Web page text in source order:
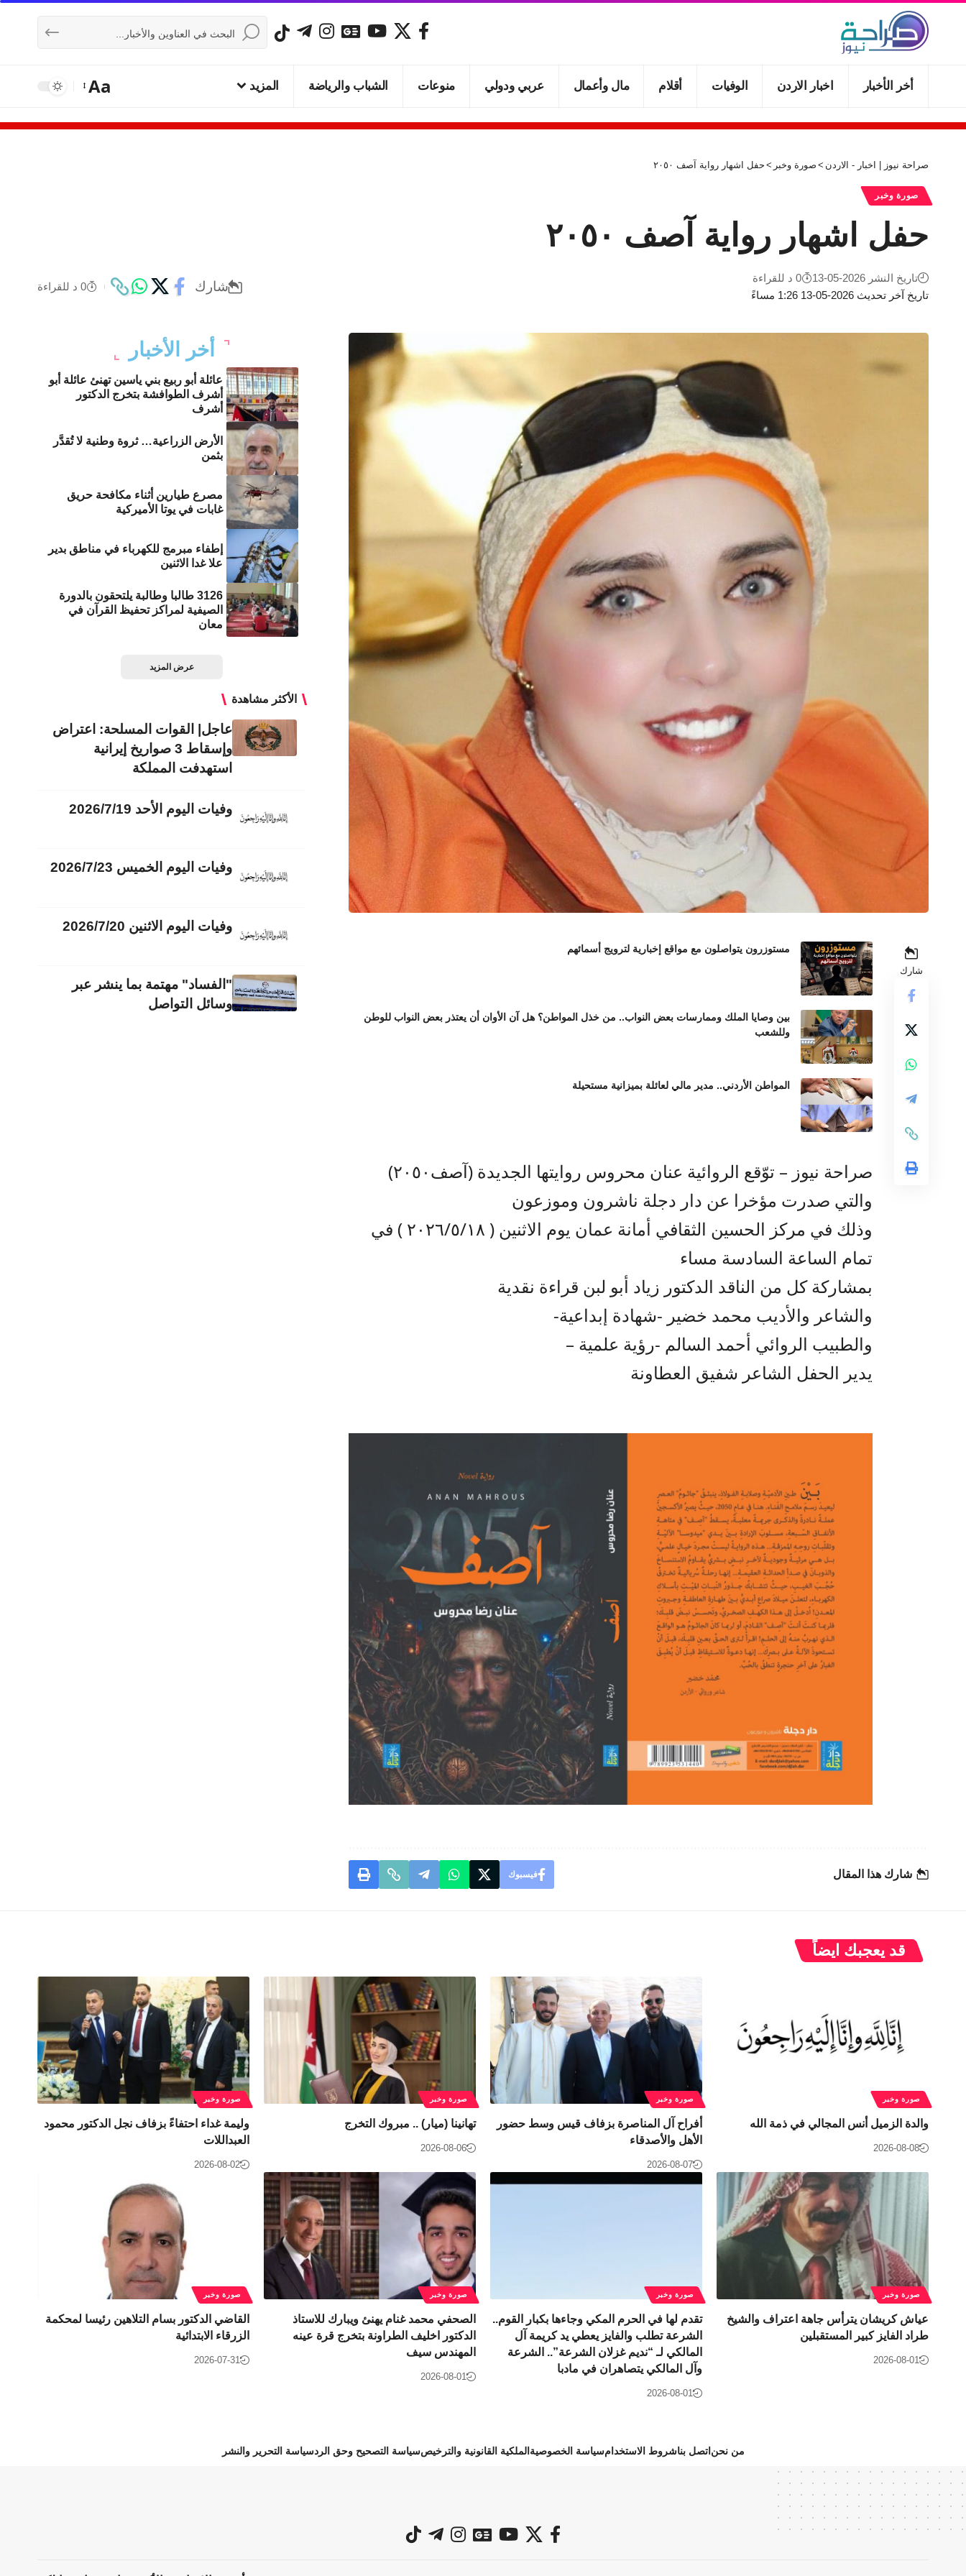
أخر الأخبار اخبار الاردن الوفيات أقلام مال وأعمال عربي ودولي منوعات الشباب والرياضة المزيد Aa
صراحة نيوز | اخبار - الاردن > صورة وخبر > حفل اشهار رواية آصف ٢٠٥٠
صورة وخبر
حفل اشهار رواية آصف ٢٠٥٠
تاريخ آخر تحديث 2026-05-13 1:26 مساءً
تاريخ النشر 2026-05-13 0 د للقراءة
شارك 0 د للقراءة
شارك
مستوزرون يتواصلون مع مواقع إخبارية لترويج أسمائهم
بين وصايا الملك وممارسات بعض النواب.. من خذل المواطن؟ هل آن الأوان أن يعتذر بعض النواب للوطن
وللشعب
المواطن الأردني.. مدير مالي لعائلة بميزانية مستحيلة
صراحة نيوز – توّقع الروائية عنان محروس روايتها الجديدة (آصف٢٠٥٠)
والتي صدرت مؤخرا عن دار دجلة ناشرون وموزعون
وذلك في مركز الحسين الثقافي أمانة عمان يوم الاثنين ( ٢٠٢٦/٥/١٨ ) في
تمام الساعة السادسة مساء
بمشاركة كل من الناقد الدكتور زياد أبو لبن قراءة نقدية
والشاعر والأديب محمد خضير -شهادة إبداعية-
والطبيب الروائي أحمد السالم -رؤية علمية –
يدير الحفل الشاعر شفيق العطاونة
شارك هذا المقال فيسبوك
أخر الأخبار
عائلة أبو ربيع بني ياسين تهنئ عائلة أبو
أشرف الطوافشة بتخرج الدكتور
أشرف
الأرض الزراعية… ثروة وطنية لا تُقدَّر
بثمن
مصرع طيارين أثناء مكافحة حريق
غابات في يوتا الأميركية
إطفاء مبرمج للكهرباء في مناطق بدير
علا غدا الاثنين
3126 طالبا وطالبة يلتحقون بالدورة
الصيفية لمراكز تحفيظ القرآن في
معان
عرض المزيد
الأكثر مشاهدة
عاجل| القوات المسلحة: اعتراض
وإسقاط 3 صواريخ إيرانية
استهدفت المملكة
وفيات اليوم الأحد 2026/7/19
وفيات اليوم الخميس 2026/7/23
وفيات اليوم الاثنين 2026/7/20
"الفساد" مهتمة بما ينشر عبر
وسائل التواصل
قد يعجبك ايضاً
صورة وخبر
والدة الزميل أنس المجالي في ذمة الله
2026-08-08
صورة وخبر
أفراح آل المناصرة بزفاف قيس وسط حضور
الأهل والأصدقاء
2026-08-07
صورة وخبر
تهانينا (ميار) .. مبروك التخرج
2026-08-06
صورة وخبر
وليمة غداء احتفاءً بزفاف نجل الدكتور محمود
العبداللات
2026-08-02
صورة وخبر
عياش كريشان يترأس جاهة اعتراف والشيخ
طراد الفايز كبير المستقبلين
2026-08-01
صورة وخبر
تقدم لها في الحرم المكي وجاءها بكبار القوم..
الشرعة تطلب والفايز يعطي يد كريمة آل
المالكي لـ “نديم غزلان الشرعة”.. الشرعة
وآل المالكي يتصاهران في مادبا
2026-08-01
صورة وخبر
الصحفي محمد غنام يهنئ ويبارك للاستاذ
الدكتور اخليف الطراونة بتخرج قرة عينه
المهندس سيف
2026-08-01
صورة وخبر
القاضي الدكتور بسام التلاهين رئيسا لمحكمة
الزرقاء الابتدائية
2026-07-31
من نحن اتصل بناشروط الاستخدامسياسة الخصوصية الملكية القانونية والترخيصسياسة التصحيح وحق الردسياسة التحرير والنشر